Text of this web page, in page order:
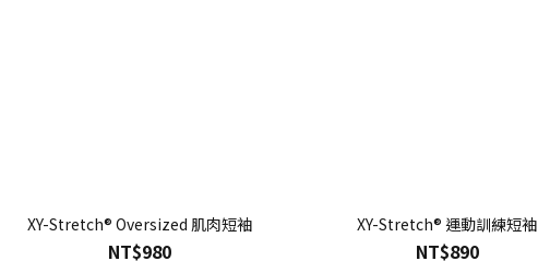
XY-Stretch® Oversized 肌肉短袖
NT$980
XY-Stretch® 運動訓練短袖
NT$890